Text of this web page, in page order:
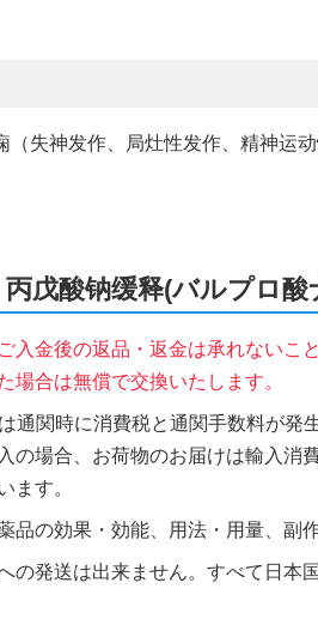
失神发作、局灶性发作、精神运
戊酸钠缓释(バルプロ
入金後の返品・返金は承れない
場合は無償で交換いたします。
通関時に消費税と通関手数料が
の場合、お荷物のお届けは輸入
ます。
品の効果・効能、用法・用量、副
の発送は出来ません。すべて日本